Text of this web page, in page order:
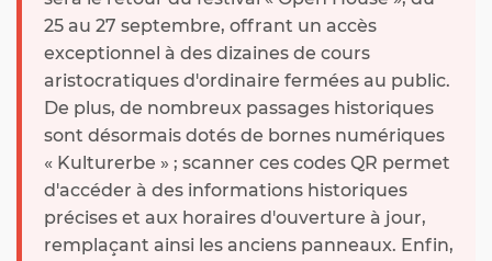
25 au 27 septembre, offrant un accès
exceptionnel à des dizaines de cours
aristocratiques d'ordinaire fermées au public.
De plus, de nombreux passages historiques
sont désormais dotés de bornes numériques
« Kulturerbe » ; scanner ces codes QR permet
d'accéder à des informations historiques
précises et aux horaires d'ouverture à jour,
remplaçant ainsi les anciens panneaux. Enfin,